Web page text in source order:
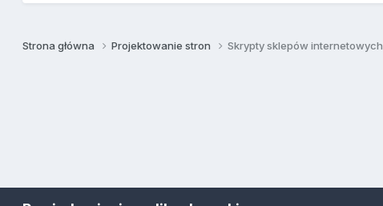
Strona główna Projektowanie stron Skrypty sklepów internetowych